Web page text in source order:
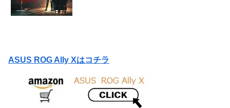
ASUS ROG Ally Xはコチラ